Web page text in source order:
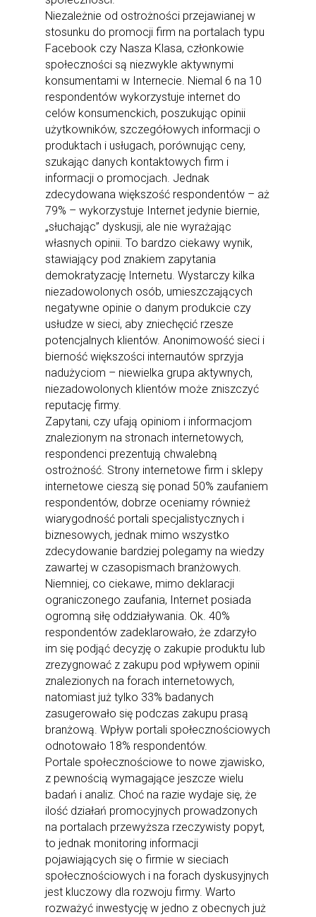
Niezależnie od ostrożności przejawianej w
stosunku do promocji firm na portalach typu
Facebook czy Nasza Klasa, członkowie
społeczności są niezwykle aktywnymi
konsumentami w Internecie. Niemal 6 na 10
respondentów wykorzystuje internet do
celów konsumenckich, poszukując opinii
użytkowników, szczegółowych informacji o
produktach i usługach, porównując ceny,
szukając danych kontaktowych firm i
informacji o promocjach. Jednak
zdecydowana większość respondentów – aż
79% – wykorzystuje Internet jedynie biernie,
„słuchając” dyskusji, ale nie wyrażając
własnych opinii. To bardzo ciekawy wynik,
stawiający pod znakiem zapytania
demokratyzację Internetu. Wystarczy kilka
niezadowolonych osób, umieszczających
negatywne opinie o danym produkcie czy
usłudze w sieci, aby zniechęcić rzesze
potencjalnych klientów. Anonimowość sieci i
bierność większości internautów sprzyja
nadużyciom – niewielka grupa aktywnych,
niezadowolonych klientów może zniszczyć
reputację firmy.
Zapytani, czy ufają opiniom i informacjom
znalezionym na stronach internetowych,
respondenci prezentują chwalebną
ostrożność. Strony internetowe firm i sklepy
internetowe cieszą się ponad 50% zaufaniem
respondentów, dobrze oceniamy również
wiarygodność portali specjalistycznych i
biznesowych, jednak mimo wszystko
zdecydowanie bardziej polegamy na wiedzy
zawartej w czasopismach branżowych.
Niemniej, co ciekawe, mimo deklaracji
ograniczonego zaufania, Internet posiada
ogromną siłę oddziaływania. Ok. 40%
respondentów zadeklarowało, że zdarzyło
im się podjąć decyzję o zakupie produktu lub
zrezygnować z zakupu pod wpływem opinii
znalezionych na forach internetowych,
natomiast już tylko 33% badanych
zasugerowało się podczas zakupu prasą
branżową. Wpływ portali społecznościowych
odnotowało 18% respondentów.
Portale społecznościowe to nowe zjawisko,
z pewnością wymagające jeszcze wielu
badań i analiz. Choć na razie wydaje się, że
ilość działań promocyjnych prowadzonych
na portalach przewyższa rzeczywisty popyt,
to jednak monitoring informacji
pojawiających się o firmie w sieciach
społecznościowych i na forach dyskusyjnych
jest kluczowy dla rozwoju firmy. Warto
rozważyć inwestycję w jedno z obecnych już